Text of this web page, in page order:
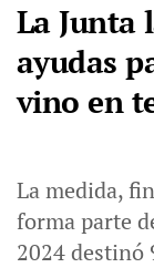
La Junta
ayudas
vino en
La medida,
forma parte
2024 destinó